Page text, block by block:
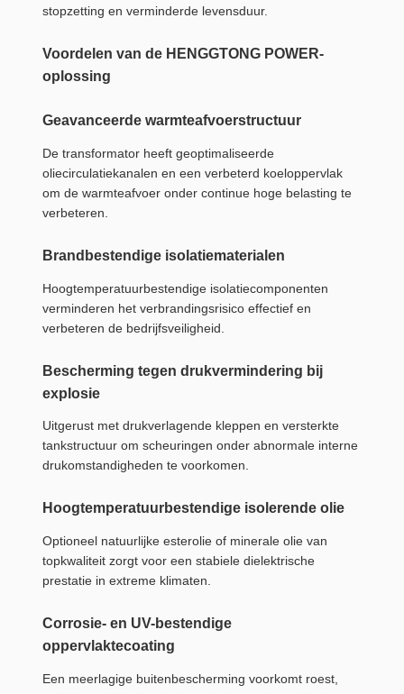
stopzetting en verminderde levensduur.
Voordelen van de HENGGTONG POWER-
oplossing
Geavanceerde warmteafvoerstructuur
De transformator heeft geoptimaliseerde
oliecirculatiekanalen en een verbeterd koeloppervlak
om de warmteafvoer onder continue hoge belasting te
verbeteren.
Brandbestendige isolatiematerialen
Hoogtemperatuurbestendige isolatiecomponenten
verminderen het verbrandingsrisico effectief en
verbeteren de bedrijfsveiligheid.
Bescherming tegen drukvermindering bij
explosie
Uitgerust met drukverlagende kleppen en versterkte
tankstructuur om scheuringen onder abnormale interne
drukomstandigheden te voorkomen.
Hoogtemperatuurbestendige isolerende olie
Optioneel natuurlijke esterolie of minerale olie van
topkwaliteit zorgt voor een stabiele dielektrische
prestatie in extreme klimaten.
Corrosie- en UV-bestendige
oppervlaktecoating
Een meerlagige buitenbescherming voorkomt roest,